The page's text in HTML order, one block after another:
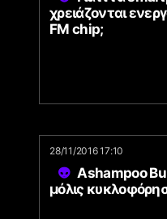
χρειάζονται
FM chip;
28/11/2016 17:10
Ashampoo
μόλις